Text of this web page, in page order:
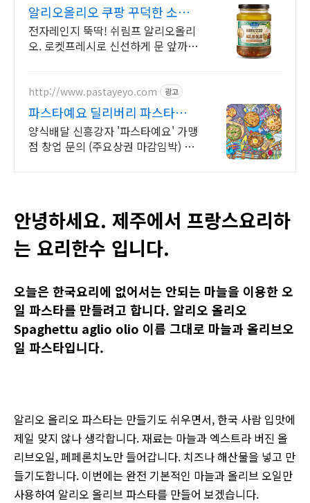
알리오올리오 쿠팡 꾸덕한 소스
일품
전자레인지 뚝딱! 쉬림프 알리오올리
오. 로켓프레시로 신선하게 문 앞까
기세요!
http://www.pastayeyo.com 광고
파스타예요 딜리버리 파스타의
트렌드리더
양식배달 신흥강자 '파스타예요' 가맹
점 창업 문의 (주요상권 마감임박) 가
안녕하세요. 제주에서 프랑스요리하
는 요리한수 입니다.
오늘은 한국요리에 없어서는 안되는 마늘을 이용한 오
일 파스타를 만들려고 합니다. 알리오 올리오
Spaghettu aglio olio 이름 그대로 마늘과 올리브오
일 파스타입니다.
알리오 올리오 파스타는 만들기도 쉬우면서, 한국 사람 입맛에
제일 맞지 않나 생각합니다. 재료는 마늘과 엑스트라 버진 올
리브오일, 페페론치노만 들어갑니다. 치즈나 해산물을 넣고 만
들기도합니다. 이번에는 완전 기본적인 마늘과 올리브 오일만
사용하여 알리오 올리브 파스타를 만들어 보겠습니다.